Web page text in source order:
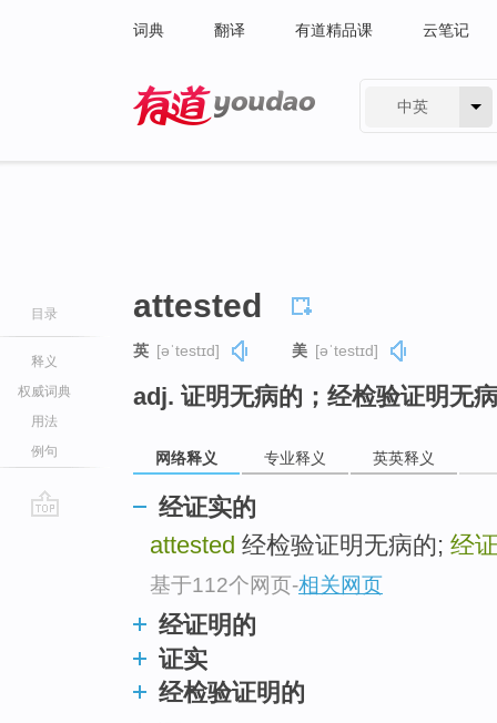
词典 翻译 有道精品课 云笔记
中英
目录
释义
权威词典
用法
例句
attested
英 [əˈtestɪd] 美 [əˈtestɪd]
adj. 证明无病的；经检验证明无
网络释义 专业释义 英英释义
经证实的
attested 经检验证明无病的; 经
基于112个网页-相关网页
经证明的
证实
经检验证明的